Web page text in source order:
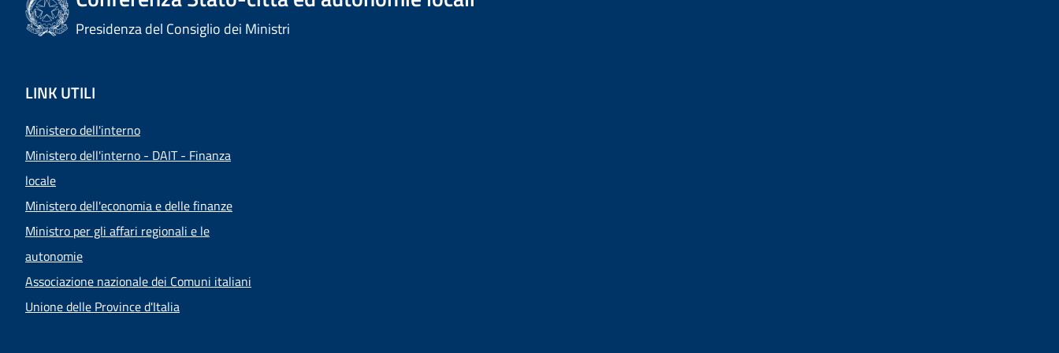
Presidenza del Consiglio dei Ministri
LINK UTILI
Ministero dell'interno
Ministero dell'interno - DAIT - Finanza
locale
Ministero dell'economia e delle finanze
Ministro per gli affari regionali e le
autonomie
Associazione nazionale dei Comuni italiani
Unione delle Province d'Italia